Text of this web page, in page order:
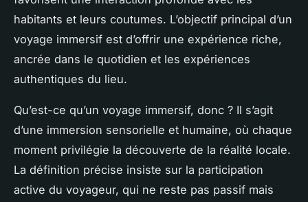
habitants et leurs coutumes. L’objectif principal d’un
voyage immersif est d’offrir une expérience riche,
ancrée dans le quotidien et les expériences
authentiques du lieu.
Qu’est-ce qu’un voyage immersif, donc ? Il s’agit
d’une immersion sensorielle et humaine, où chaque
moment privilégie la découverte de la réalité locale.
La définition précise insiste sur la participation
active du voyageur, qui ne reste pas passif mais